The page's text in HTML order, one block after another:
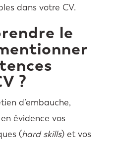
dans votre CV.
le
?
d’embauche,
évidence vos
(hard skills) et vos